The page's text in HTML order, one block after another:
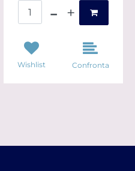
Wishlist Confronta